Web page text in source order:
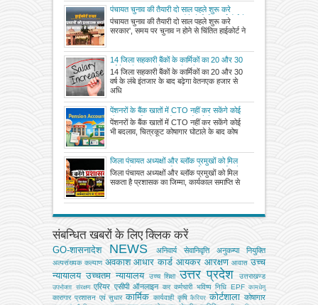
पंचायत चुनाव की तैयारी दो साल पहले शुरू करे
सरकार', समय पर चुनाव न होने से चिंतित हाईकोर्ट ने
कहा, समयसीमा में चुनाव जरूरी
पंचायत चुनाव की तैयारी दो साल पहले शुरू करे
सरकार', समय पर चुनाव न होने से चिंतित हाईकोर्ट ने
14 जिला सहकारी बैंकों के कार्मिकों का 20 और 30
वर्ष के लंबे इंतजार के बाद बढ़ेगा वेतन
14 जिला सहकारी बैंकों के कार्मिकों का 20 और 30
वर्ष के लंबे इंतजार के बाद बढ़ेगा वेतनएक हजार से
अधि
पेंशनरों के बैंक खातों में CTO नहीं कर सकेंगे कोई
भी बदलाव, चित्रकूट कोषागार घोटाले के बाद
कोषागारों के लिए एसओपी जारी
पेंशनरों के बैंक खातों में CTO नहीं कर सकेंगे कोई
भी बदलाव, चित्रकूट कोषागार घोटाले के बाद कोष
जिला पंचायत अध्यक्षों और ब्लॉक प्रमुखों को मिल
सकता है प्रशासक का जिम्मा, कार्यकाल समाप्ति से
पहले शासन स्तर पर मंथन, विभाग ने भेजा प्रस्ताव
जिला पंचायत अध्यक्षों और ब्लॉक प्रमुखों को मिल
सकता है प्रशासक का जिम्मा, कार्यकाल समाप्ति से
संबन्धित खबरों के लिए क्लिक करें
GO-शासनादेश NEWS अनिवार्य सेवानिवृत्ति अनुकम्पा नियुक्ति
अल्‍पसंख्‍यक कल्‍याण अवकाश आधार कार्ड आयकर आरक्षण आवास उच्च
न्यायालय उच्चतम न्यायालय उच्‍च शिक्षा उत्तर प्रदेश उत्तराखण्ड
उपभोक्‍ता संरक्षण एरियर एसीपी ऑनलाइन कर कर्मचारी भविष्य निधि EPF कामधेनु
कारागार प्रशासन एवं सुधार कार्मिक कार्यवाही कृषि कैरियर कोर्टशाला कोषागार